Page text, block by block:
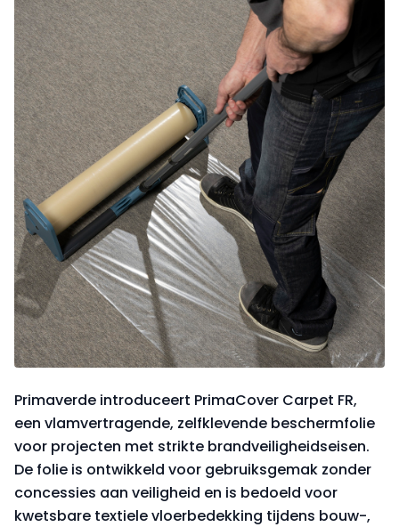
Primaverde introduceert PrimaCover Carpet FR,
een vlamvertragende, zelfklevende beschermfolie
voor projecten met strikte brandveiligheidseisen.
De folie is ontwikkeld voor gebruiksgemak zonder
concessies aan veiligheid en is bedoeld voor
kwetsbare textiele vloerbedekking tijdens bouw-,